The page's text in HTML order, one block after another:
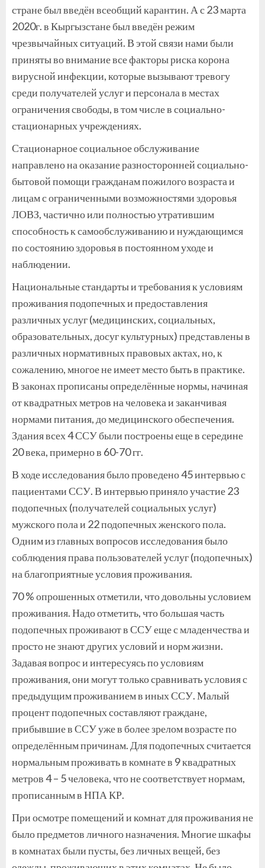
стране был введён всеобщий карантин. А с 23 марта
2020г. в Кыргызстане был введён режим
чрезвычайных ситуаций. В этой связи нами были
приняты во внимание все факторы риска корона
вирусной инфекции, которые вызывают тревогу
среди получателей услуг и персонала в местах
ограничения свободы, в том числе в социально-
стационарных учреждениях.
Стационарное социальное обслуживание
направлено на оказание разносторонней социально-
бытовой помощи гражданам пожилого возраста и
лицам с ограниченными возможностями здоровья
ЛОВЗ, частично или полностью утратившим
способность к самообслуживанию и нуждающимся
по состоянию здоровья в постоянном уходе и
наблюдении.
Национальные стандарты и требования к условиям
проживания подопечных и предоставления
различных услуг (медицинских, социальных,
образовательных, досуг культурных) представлены в
различных нормативных правовых актах, но, к
сожалению, многое не имеет место быть в практике.
В законах прописаны определённые нормы, начиная
от квадратных метров на человека и заканчивая
нормами питания, до медицинского обеспечения.
Здания всех 4 ССУ были построены еще в середине
20 века, примерно в 60-70 гг.
В ходе исследования было проведено 45 интервью с
пациентами ССУ. В интервью приняло участие 23
подопечных (получателей социальных услуг)
мужского пола и 22 подопечных женского пола.
Одним из главных вопросов исследования было
соблюдения права пользователей услуг (подопечных)
на благоприятные условия проживания.
70 % опрошенных отметили, что довольны условием
проживания. Надо отметить, что большая часть
подопечных проживают в ССУ еще с младенчества и
просто не знают других условий и норм жизни.
Задавая вопрос и интересуясь по условиям
проживания, они могут только сравнивать условия с
предыдущим проживанием в иных ССУ. Малый
процент подопечных составляют граждане,
прибывшие в ССУ уже в более зрелом возрасте по
определённым причинам. Для подопечных считается
нормальным проживать в комнате в 9 квадратных
метров 4 – 5 человека, что не соответствует нормам,
прописанным в НПА КР.
При осмотре помещений и комнат для проживания не
было предметов личного назначения. Многие шкафы
в комнатах были пусты, без личных вещей, без